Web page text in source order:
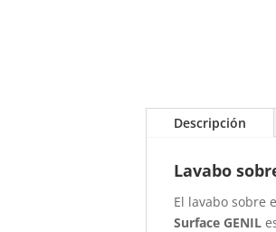
Descripción
Lavabo
El lavabo sobre
Surface GENIL